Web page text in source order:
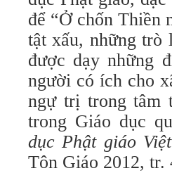
để “Ở chốn Thiền
tật xấu, những trò
được dạy những
người có ích cho
ngự trị trong tâm
trong Giáo dục
dục Phật giáo
Tôn Giáo 2012, tr.